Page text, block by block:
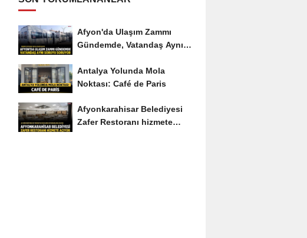
Afyon'da Ulaşım Zammı
Gündemde, Vatandaş Aynı
Antalya Yolunda Mola
Noktası: Café de Paris
Afyonkarahisar Belediyesi
Zafer Restoranı hizmete